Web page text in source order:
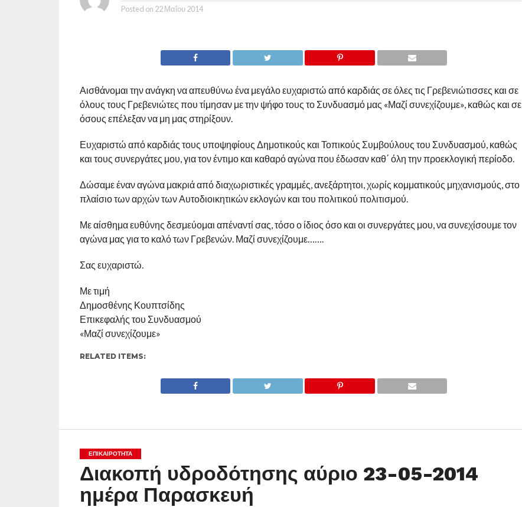
Posted on 22 Μαΐου 2014
Αισθάνομαι την ανάγκη να απευθύνω ένα μεγάλο ευχαριστώ από καρδιάς σε όλες τις Γρεβενιώτισσες και σε
όλους τους Γρεβενιώτες που τίμησαν με την ψήφο τους το Συνδυασμό μας «Μαζί συνεχίζουμε», καθώς και σε
όσους επέλεξαν να μη μας στηρίξουν.
Ευχαριστώ από καρδιάς τους υποψηφίους Δημοτικούς και Τοπικούς Συμβούλους του Συνδυασμού, καθώς
και τους συνεργάτες μου, για τον έντιμο και καθαρό αγώνα που έδωσαν καθ΄ όλη την προεκλογική περίοδο.
Δώσαμε έναν αγώνα μακριά από διαχωριστικές γραμμές, ανεξάρτητοι, χωρίς κομματικούς μηχανισμούς, στο
πλαίσιο των αρχών των Αυτοδιοικητικών εκλογών και του πολιτικού πολιτισμού.
Με αίσθημα ευθύνης δεσμεύομαι απέναντί σας, τόσο ο ίδιος όσο και οι συνεργάτες μου, να συνεχίσουμε τον
αγώνα μας για το καλό των Γρεβενών. Μαζί συνεχίζουμε…….
Σας ευχαριστώ.
Με τιμή
Δημοσθένης Κουπτσίδης
Επικεφαλής του Συνδυασμού
«Μαζί συνεχίζουμε»
RELATED ITEMS:
ΕΠΙΚΑΙΡΟΤΗΤΑ
Διακοπή υδροδότησης αύριο 23-05-2014
ημέρα Παρασκευή